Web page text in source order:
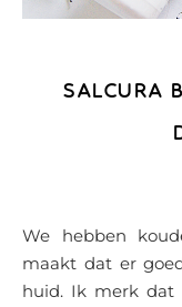
SALCURA
We hebben koude dagen in het vooruitzicht, dat
maakt dat er
huid. Ik merk dat